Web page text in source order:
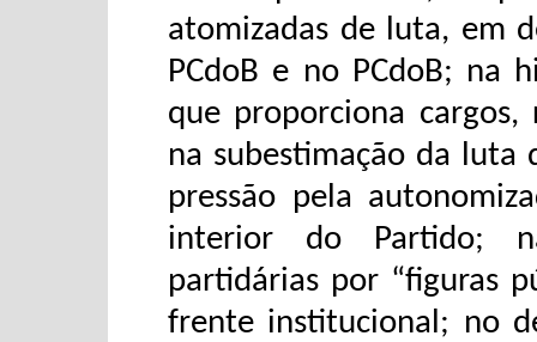
atomizadas de luta, em
PCdoB e no PCdoB; na
que proporciona cargos,
na subestimação da luta
pressão pela
interior do Partido;
partidárias por “figuras
frente institucional; no